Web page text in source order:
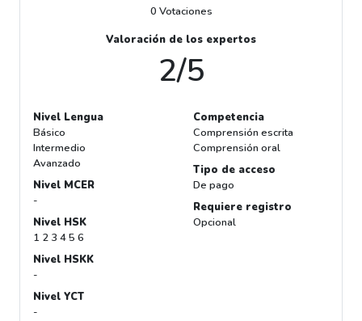
0 Votaciones
Valoración de los expertos
2/5
Nivel Lengua
Básico
Intermedio
Avanzado
Nivel MCER
-
Nivel HSK
1 2 3 4 5 6
Nivel HSKK
-
Nivel YCT
-
Competencia
Comprensión escrita
Comprensión oral
Tipo de acceso
De pago
Requiere registro
Opcional